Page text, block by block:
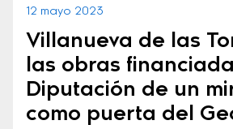
12 mayo 2023
Villanueva de las
las obras
Diputación de un
como puerta del